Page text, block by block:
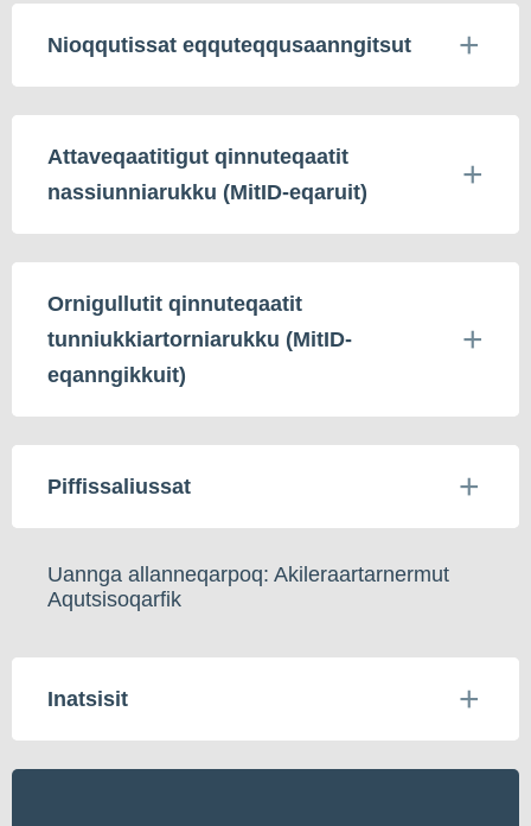
Nioqqutissat eqquteqqusaanngitsut
Attaveqaatitigut qinnuteqaatit
nassiunniarukku (MitID-eqaruit)
Ornigullutit qinnuteqaatit
tunniukkiartorniarukku (MitID-
eqanngikkuit)
Piffissaliussat
Uannga allanneqarpoq: Akileraartarnermut
Aqutsisoqarfik
Inatsisit